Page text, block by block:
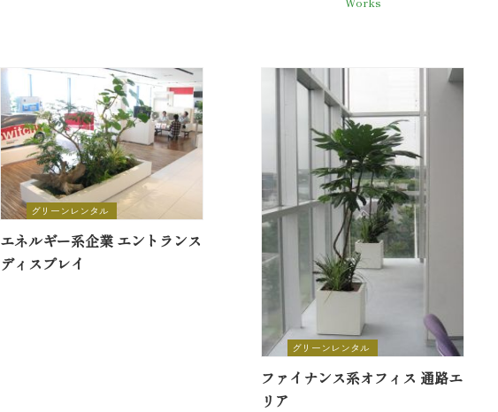
グリーンレンタル
エネルギー系企業 エントランス
ディスプレイ
グリーンレンタル
ファイナンス系オフィス 通路エ
リア